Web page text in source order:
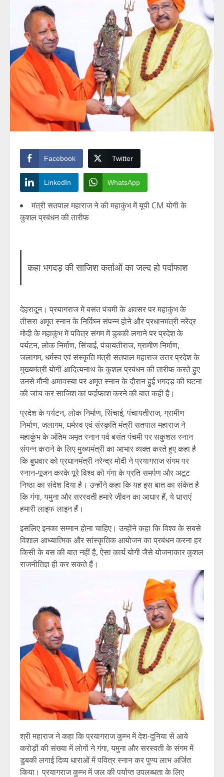
Facebook Twitter
LinkedIn WhatsApp
मंत्री सतपाल महाराज ने की महाकुंभ में यूपी CM योगी के
कुशल प्रबंधन की तारीफ
कहा भगदड़ की साजिश कर्ताओं का जल्द हो पर्दाफाश
देहरादून। प्रयागराज में बसंत पंचमी के अवसर पर महाकुंभ के
तीसरा अमृत स्नान के निर्विघ्न संपन्न होने और प्रधानमंत्री नरेंद्र
मोदी के महाकुंभ में पवित्र संगम में डुबकी लगाने पर प्रदेश के
पर्यटन, लोक निर्माण, सिंचाई, पंचायतीराज, ग्रामीण निर्माण,
जलागम, धर्मस्व एवं संस्कृति मंत्री सतपाल महाराज उत्तर प्रदेश के
मुख्यमंत्री योगी आदित्यनाथ के कुशल प्रबंधन की तारीफ करते हुए
उनसे मौनी अमावस्या पर अमृत स्नान के दौरान हुई भगदड़ की घटना
की जांच कर साजिश का पर्दाफाश करने की बात कही है।
प्रदेश के पर्यटन, लोक निर्माण, सिंचाई, पंचायतीराज, ग्रामीण
निर्माण, जलागम, धर्मस्व एवं संस्कृति मंत्री सतपाल महाराज ने
महाकुंभ के अंतिम अमृत स्नान पर्व बसंत पंचमी पर सकुशल स्नान
संपन्न कराने के लिए मुख्यमंत्री का आभार व्यक्त करते हुए कहा है
कि बुधवार को प्रधानमंत्री नरेन्द्र मोदी ने प्रयागराज संगम पर
स्नान-पूजन करके पूरे विश्व को गंगा के प्रति समर्पण और अटूट
निष्ठा का संदेश दिया है। उन्होंने कहा कि यह इस बात का संकेत है
कि गंगा, यमुना और सरस्वती हमारे जीवन का आधार हैं, ये धाराएं
हमारी लाइफ लाइन हैं।
इसलिए इनका सम्मान होना चाहिए। उन्होंने कहा कि विश्व के सबसे
विशाल आध्यात्मिक और सांस्कृतिक आयोजन का प्रबंधन करना हर
किसी के बस की बात नहीं है, ऐसा कार्य योगी जैसे योजनाकार कुशल
राजनीतिज्ञ ही कर सकते हैं।
श्री महाराज ने कहा कि प्रयागराज कुम्भ में देश-दुनिया से आये
करोड़ों की संख्या में लोगों ने गंगा, यमुना और सरस्वती के संगम में
डुबकी लगाई दिव्य धाराओं में पवित्र स्नान कर पुण्य लाभ अर्जित
किया। प्रयागराज कुम्भ में जल की पर्याप्त उपलब्धता के लिए